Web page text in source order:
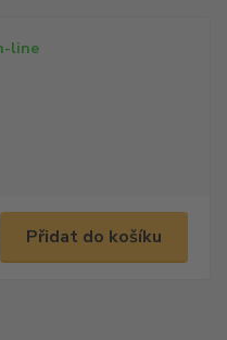
line
Přidat do košíku